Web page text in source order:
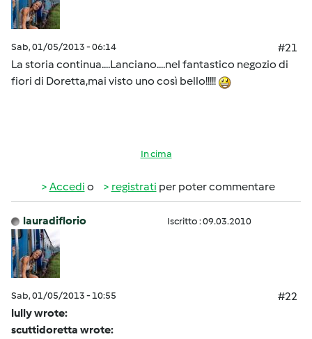
Sab, 01/05/2013 - 06:14
#21
La storia continua....Lanciano....nel fantastico negozio di
fiori di Doretta,mai visto uno così bello!!!!!
In cima
Accedi o registrati per poter commentare
lauradiflorio Iscritto : 09.03.2010
Sab, 01/05/2013 - 10:55
#22
lully wrote:
scuttidoretta wrote: